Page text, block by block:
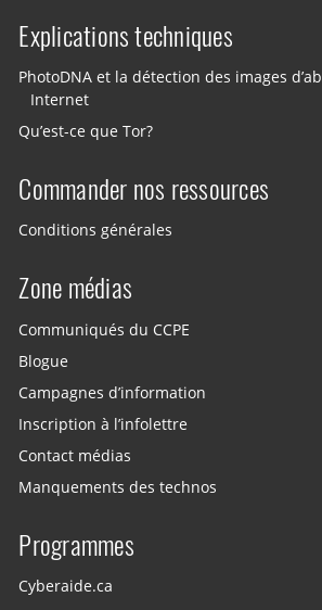
Explications techniques
PhotoDNA et la détection des images
Internet
Qu’est-ce que Tor?
Commander nos ressources
Conditions générales
Zone médias
Communiqués du CCPE
Blogue
Campagnes d’information
Inscription à l’infolettre
Contact médias
Manquements des technos
Programmes
Cyberaide.ca